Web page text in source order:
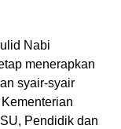
Nabi
menerapkan
syair-syair
Pendidik dan